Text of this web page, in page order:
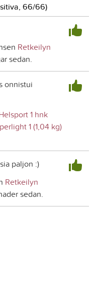
66/66)
Retkeilyn
sedan.
onnistui
1 hnk
1 (1,04 kg)
paljon :)
Retkeilyn
sedan.